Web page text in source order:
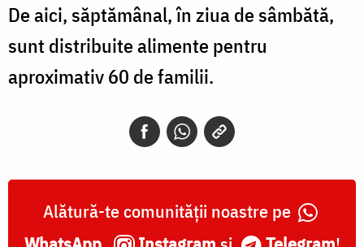
De aici, săptămânal, în ziua de sâmbătă,
sunt distribuite alimente pentru
aproximativ 60 de familii.
Alătură-te comunității noastre pe